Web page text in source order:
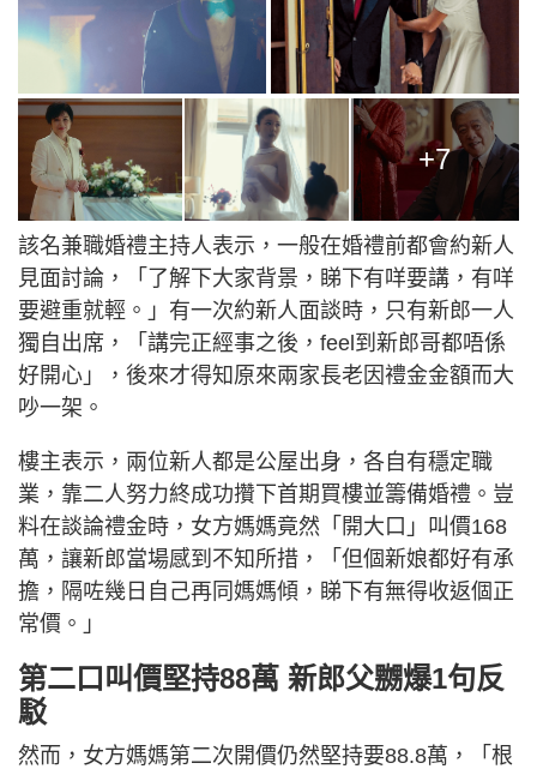
+7
該名兼職婚禮主持人表示，一般在婚禮前都會約新人
見面討論，「了解下大家背景，睇下有咩要講，有咩
要避重就輕。」有一次約新人面談時，只有新郎一人
獨自出席，「講完正經事之後，feel到新郎哥都唔係
好開心」，後來才得知原來兩家長老因禮金金額而大
吵一架。
樓主表示，兩位新人都是公屋出身，各自有穩定職
業，靠二人努力終成功攢下首期買樓並籌備婚禮。豈
料在談論禮金時，女方媽媽竟然「開大口」叫價168
萬，讓新郎當場感到不知所措，「但個新娘都好有承
擔，隔咗幾日自己再同媽媽傾，睇下有無得收返個正
常價。」
第二口叫價堅持88萬 新郎父嬲爆1句反
駁
然而，女方媽媽第二次開價仍然堅持要88.8萬，「根